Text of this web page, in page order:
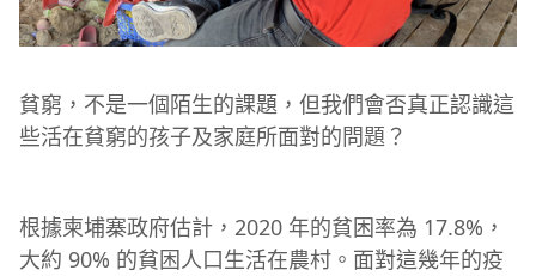
貧窮，不是一個陌生的課題，但我們會否真正認識這
些活在貧窮的孩子及家庭所面對的問題？
根據柬埔寨政府估計，2020 年的貧困率為 17.8%，
大約 90% 的貧困人口生活在農村。面對這幾年的疫